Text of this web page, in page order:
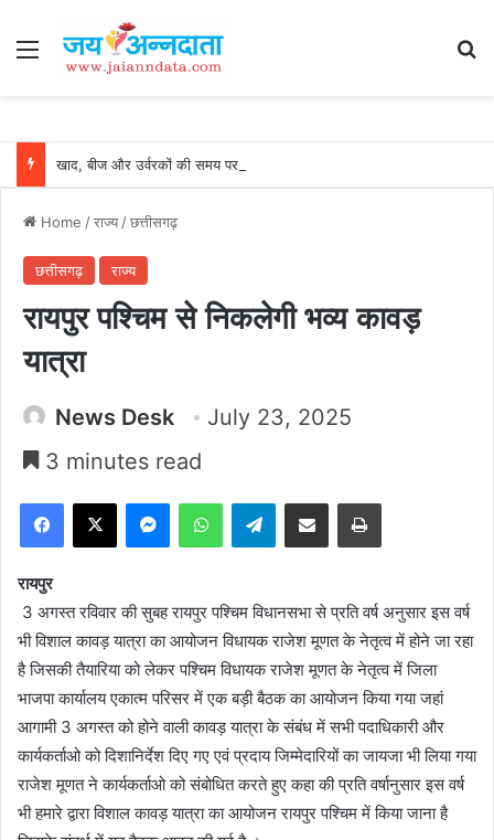
Menu
Home /राज्य/छत्तीसगढ़
छत्तीसगढ़ राज्य
रायपुर पश्चिम से निकलेगी भव्य कावड़
यात्रा
News Desk
July 23, 2025
3 minutes read
Facebook
X MessengerWhatsAppTelegramShare via Email Print
रायपुर
3 अगस्त रविवार की सुबह रायपुर पश्चिम विधानसभा से प्रति वर्ष अनुसार इस वर्ष
भी विशाल कावड़ यात्रा का आयोजन विधायक राजेश मूणत के नेतृत्व में होने जा रहा
है जिसकी तैयारिया को लेकर पश्चिम विधायक राजेश मूणत के नेतृत्व में जिला
भाजपा कार्यालय एकात्म परिसर में एक बड़ी बैठक का आयोजन किया गया जहां
आगामी 3 अगस्त को होने वाली कावड़ यात्रा के संबंध में सभी पदाधिकारी और
कार्यकर्ताओ को दिशानिर्देश दिए गए एवं प्रदाय जिम्मेदारियों का जायजा भी लिया गया
राजेश मूणत ने कार्यकर्ताओ को संबोधित करते हुए कहा की प्रति वर्षानुसार इस वर्ष
भी हमारे द्वारा विशाल कावड़ यात्रा का आयोजन रायपुर पश्चिम में किया जाना है